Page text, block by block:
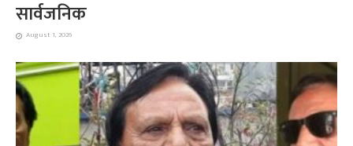
सार्वजनिक
August 1, 2026